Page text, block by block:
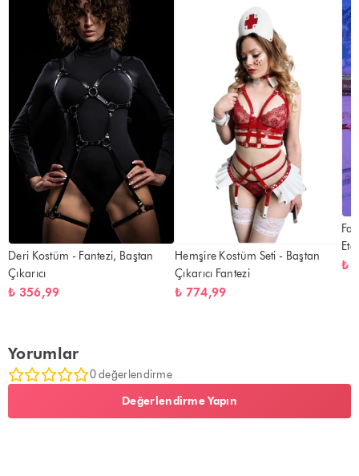
Deri Kostüm - Fantezi, Baştan
Çıkarıcı
₺ 356,99
Hemşire Kostüm Seti - Baştan
Çıkarıcı Fantezi
₺ 774,99
₺
Yorumlar
0 değerlendirme
Değerlendirme Yapın